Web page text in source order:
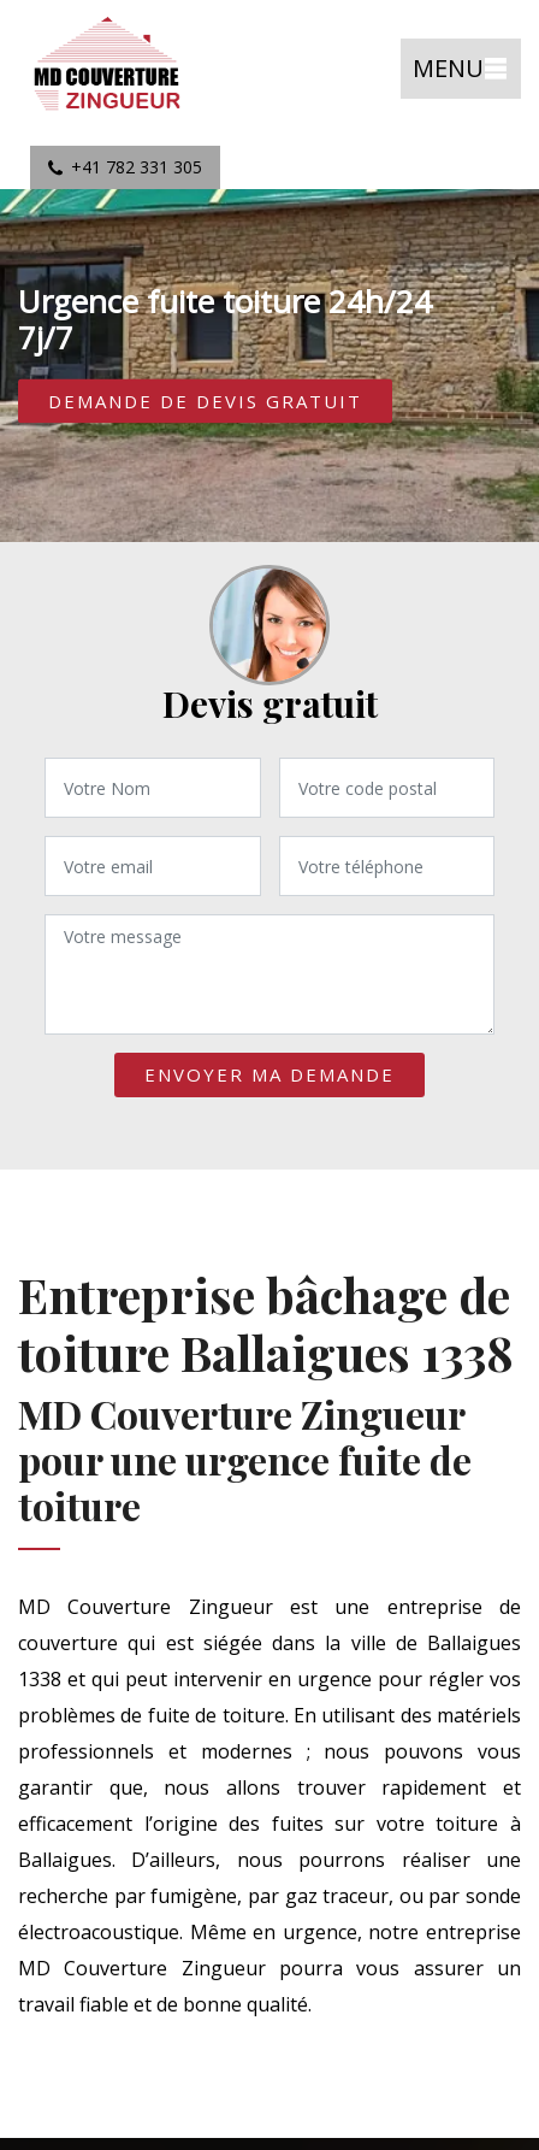
MENU
+41 782 331 305
Urgence fuite toiture 24h/24
7j/7
DEMANDE DE DEVIS GRATUIT
Devis gratuit
Entreprise bâchage de
toiture Ballaigues 1338
MD Couverture Zingueur
pour une urgence fuite de
toiture
MD Couverture Zingueur est une entreprise de
couverture qui est siégée dans la ville de Ballaigues
1338 et qui peut intervenir en urgence pour régler vos
problèmes de fuite de toiture. En utilisant des matériels
professionnels et modernes ; nous pouvons vous
garantir que, nous allons trouver rapidement et
efficacement l’origine des fuites sur votre toiture à
Ballaigues. D’ailleurs, nous pourrons réaliser une
recherche par fumigène, par gaz traceur, ou par sonde
électroacoustique. Même en urgence, notre entreprise
MD Couverture Zingueur pourra vous assurer un
travail fiable et de bonne qualité.